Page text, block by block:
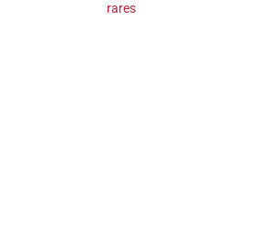
rares